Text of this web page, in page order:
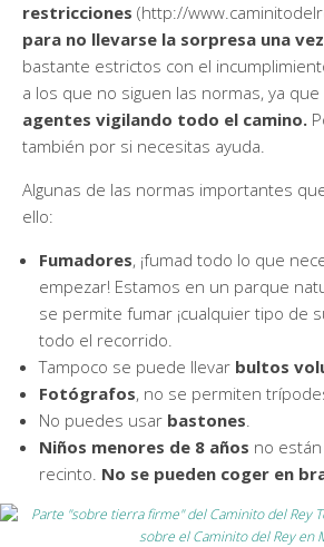
restricciones (http://
para no llevarse la sorpresa una
bastante estrictos con el
a los que no siguen las normas, ya
agentes vigilando todo el camino.
también por si necesitas ayuda.
Algunas de las normas importantes
ello:
Fumadores, ¡fumad todo lo que
empezar! Estamos en un parque
se permite fumar ¡cualquier tipo de
todo el recorrido.
Tampoco se puede llevar bultos
Fotógrafos, no se permiten
No puedes usar bastones.
Niños menores de 8 años no
recinto. No se pueden coger en